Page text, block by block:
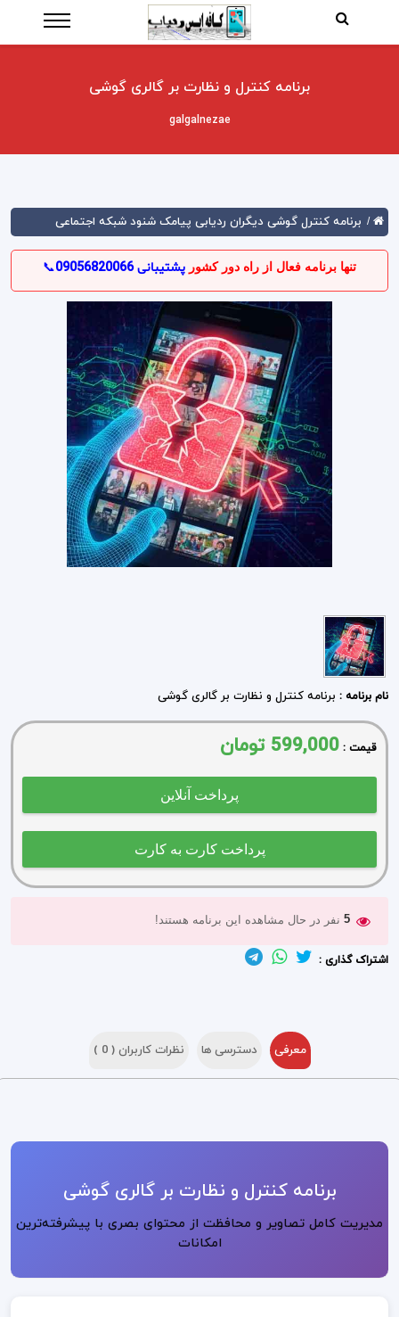
برنامه کنترل و نظارت بر گالری گوشی
galgalnezae
/ برنامه کنترل گوشی دیگران ردیابی پیامک شنود شبکه اجتماعی
تنها برنامه فعال از راه دور کشور پشتیبانی09056820066
📞
نام برنامه : برنامه کنترل و نظارت بر گالری گوشی
قیمت : 599,000 تومان
5 نفر در حال مشاهده این برنامه هستند!
اشتراک گذاری :
معرفی دسترسی ها نظرات کاربران (0
)
برنامه کنترل و نظارت بر گالری گوشی
مدیریت کامل تصاویر و محافظت از محتوای بصری با پیشرفته‌ترین
امکانات